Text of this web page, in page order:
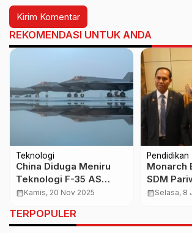
REKOMENDASI UNTUK ANDA
Teknologi
China Diduga Meniru
Teknologi F-35 AS
Lewat Peretasan dan
calendar_monthKamis, 20 Nov 2025
Pendidikan
Monarch
SDM
Lewat
calendar_monthSelasa, 8
TERPOPULER